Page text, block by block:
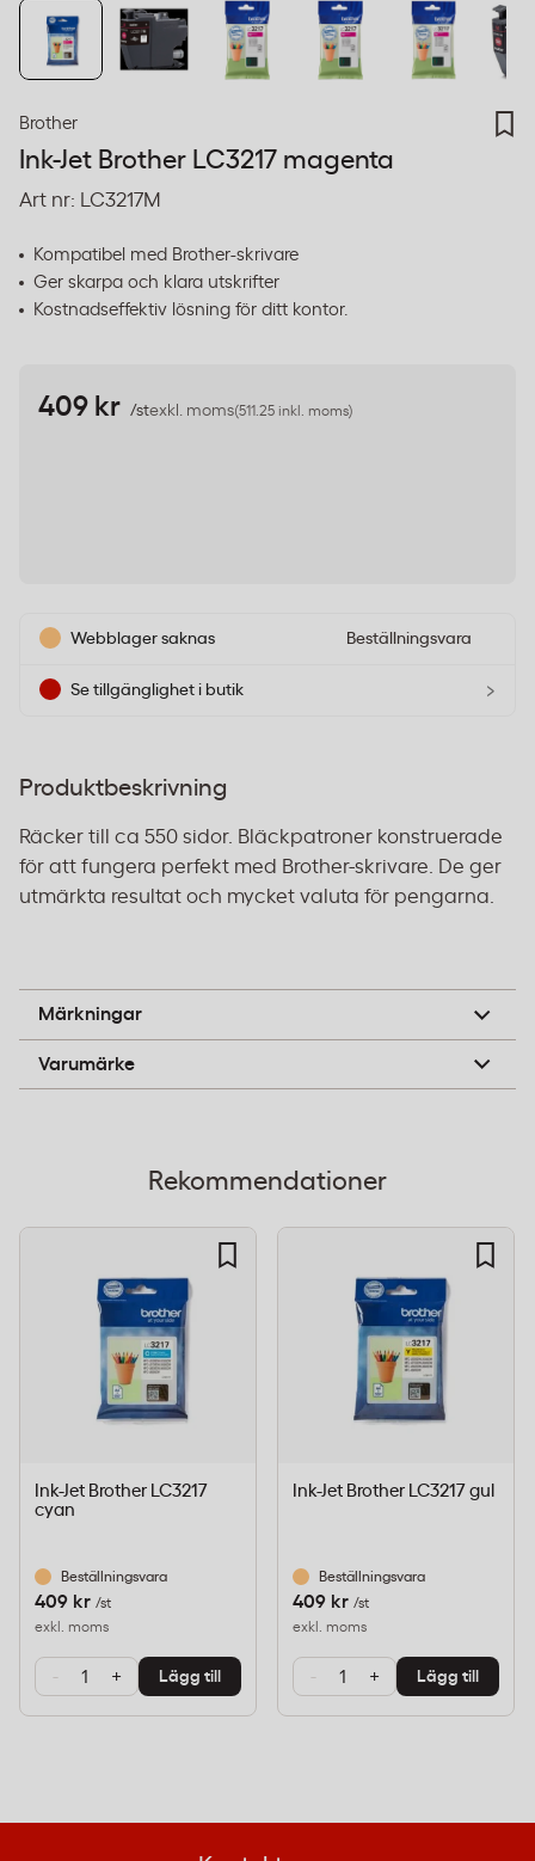
Brother
Ink-Jet Brother LC3217 magenta
Art nr: LC3217M
Kompatibel med Brother-skrivare
Ger skarpa och klara utskrifter
Kostnadseffektiv lösning för ditt kontor.
409 kr /stexkl. moms(511.25 inkl. moms)
Webblager saknas Beställningsvara
Se tillgänglighet i butik ›
Produktbeskrivning
Räcker till ca 550 sidor. Bläckpatroner konstruerade
för att fungera perfekt med Brother-skrivare. De ger
utmärkta resultat och mycket valuta för pengarna.
Märkningar
B-pil
Varumärke
Brother
Rekommendationer
Ink-Jet Brother LC3217
cyan
Beställningsvara
409 kr /st
exkl. moms
- + Lägg till
Ink-Jet Brother LC3217 gul
Beställningsvara
409 kr /st
exkl. moms
- + Lägg till